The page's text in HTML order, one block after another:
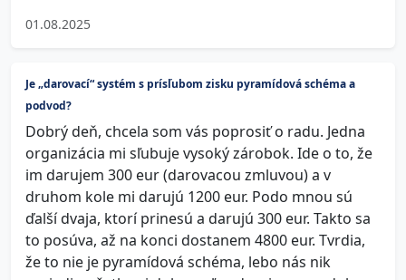
01.08.2025
Je „darovací“ systém s prísľubom zisku pyramídová schéma a
podvod?
Dobrý deň, chcela som vás poprosiť o radu. Jedna
organizácia mi sľubuje vysoký zárobok. Ide o to, že
im darujem 300 eur (darovacou zmluvou) a v
druhom kole mi darujú 1200 eur. Podo mnou sú
ďalší dvaja, ktorí prinesú a darujú 300 eur. Takto sa
to posúva, až na konci dostanem 4800 eur. Tvrdia,
že to nie je pyramídová schéma, lebo nás nik